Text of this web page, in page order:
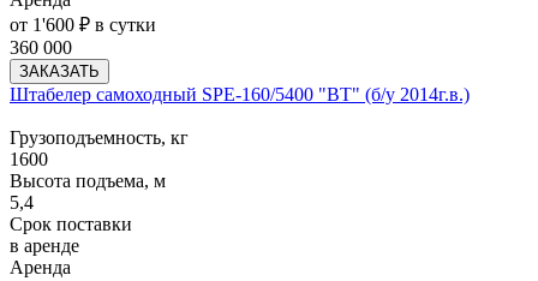
от 1'600 ₽ в сутки
360 000
ЗАКАЗАТЬ
Штабелер самоходный SPE-160/5400 "BT" (б/у 2014г.в.)
Грузоподъемность, кг
1600
Высота подъема, м
5,4
Срок поставки
в аренде
Аренда